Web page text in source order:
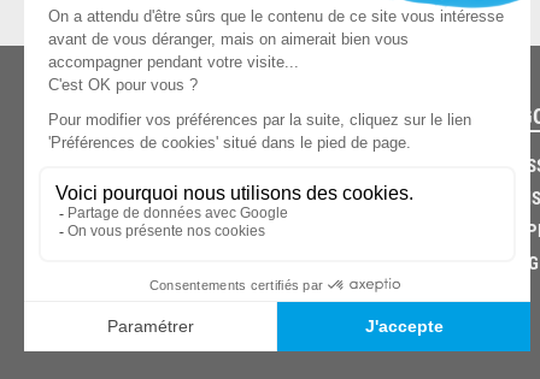
03.85.32.96.74
© 2026 - KPX PARTS - SITE CRÉÉ PARLET'S CLIC